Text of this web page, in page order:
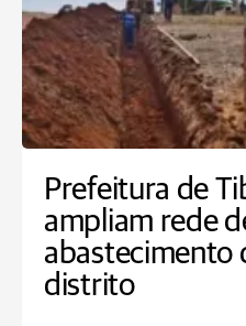
Prefeitura de
ampliam rede
abastecimento
distrito